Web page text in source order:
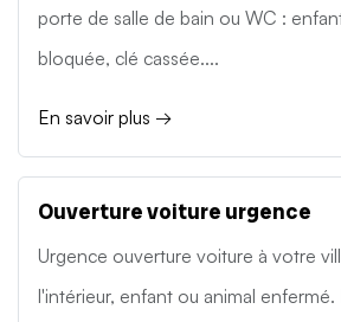
porte de salle de bain ou WC :
bloquée, clé cassée....
En savoir plus →
Ouverture voiture urgence
Urgence ouverture voiture à votre
l'intérieur, enfant ou animal